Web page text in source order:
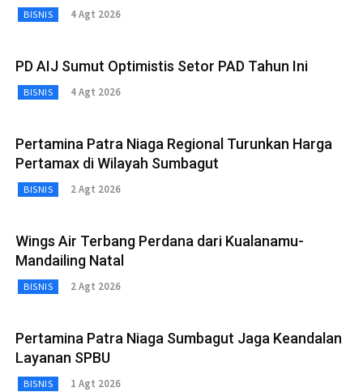
BISNIS 4 Agt 2026
PD AIJ Sumut Optimistis Setor PAD Tahun Ini
BISNIS 4 Agt 2026
Pertamina Patra Niaga Regional Turunkan Harga
Pertamax di Wilayah Sumbagut
BISNIS 2 Agt 2026
Wings Air Terbang Perdana dari Kualanamu-
Mandailing Natal
BISNIS 2 Agt 2026
Pertamina Patra Niaga Sumbagut Jaga Keandalan
Layanan SPBU
BISNIS 1 Agt 2026